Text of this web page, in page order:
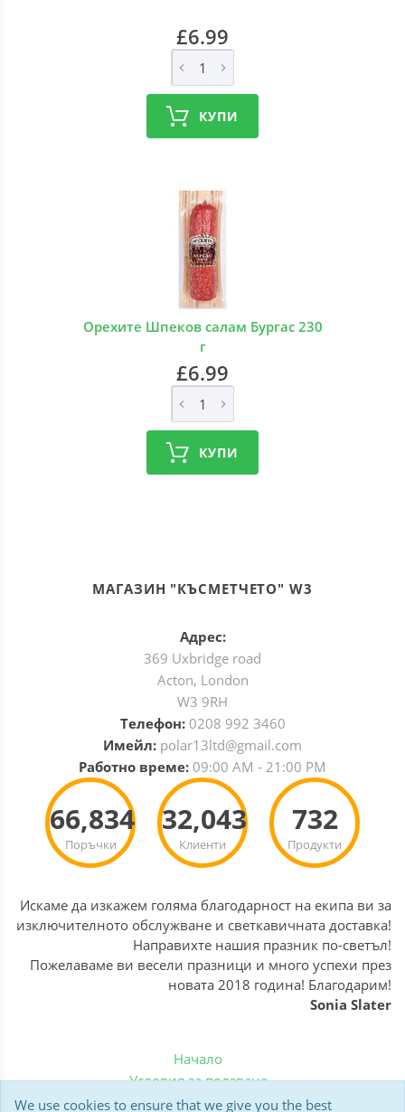
£6.99
КУПИ
Орехите Шпеков салам Бургас 230
г
£6.99
КУПИ
МАГАЗИН "КЪСМЕТЧЕТО" W3
Адрес:
369 Uxbridge road
Acton, London
W3 9RH
Телефон: 0208 992 3460
Имейл: polar13ltd@gmail.com
Работно време: 09:00 AM - 21:00 PM
Поръчки
66,834
Клиенти
32,043
Продукти
732
Искаме да изкажем голяма благодарност на екипа ви за
изключителното обслужване и светкавичната доставка!
Направихте нашия празник по-светъл!
Пожелаваме ви весели празници и много успехи през
новата 2018 година! Благодарим!
Sonia Slater
Начало
Условия за ползване
Политика за бисквитки
We use cookies to ensure that we give you the best